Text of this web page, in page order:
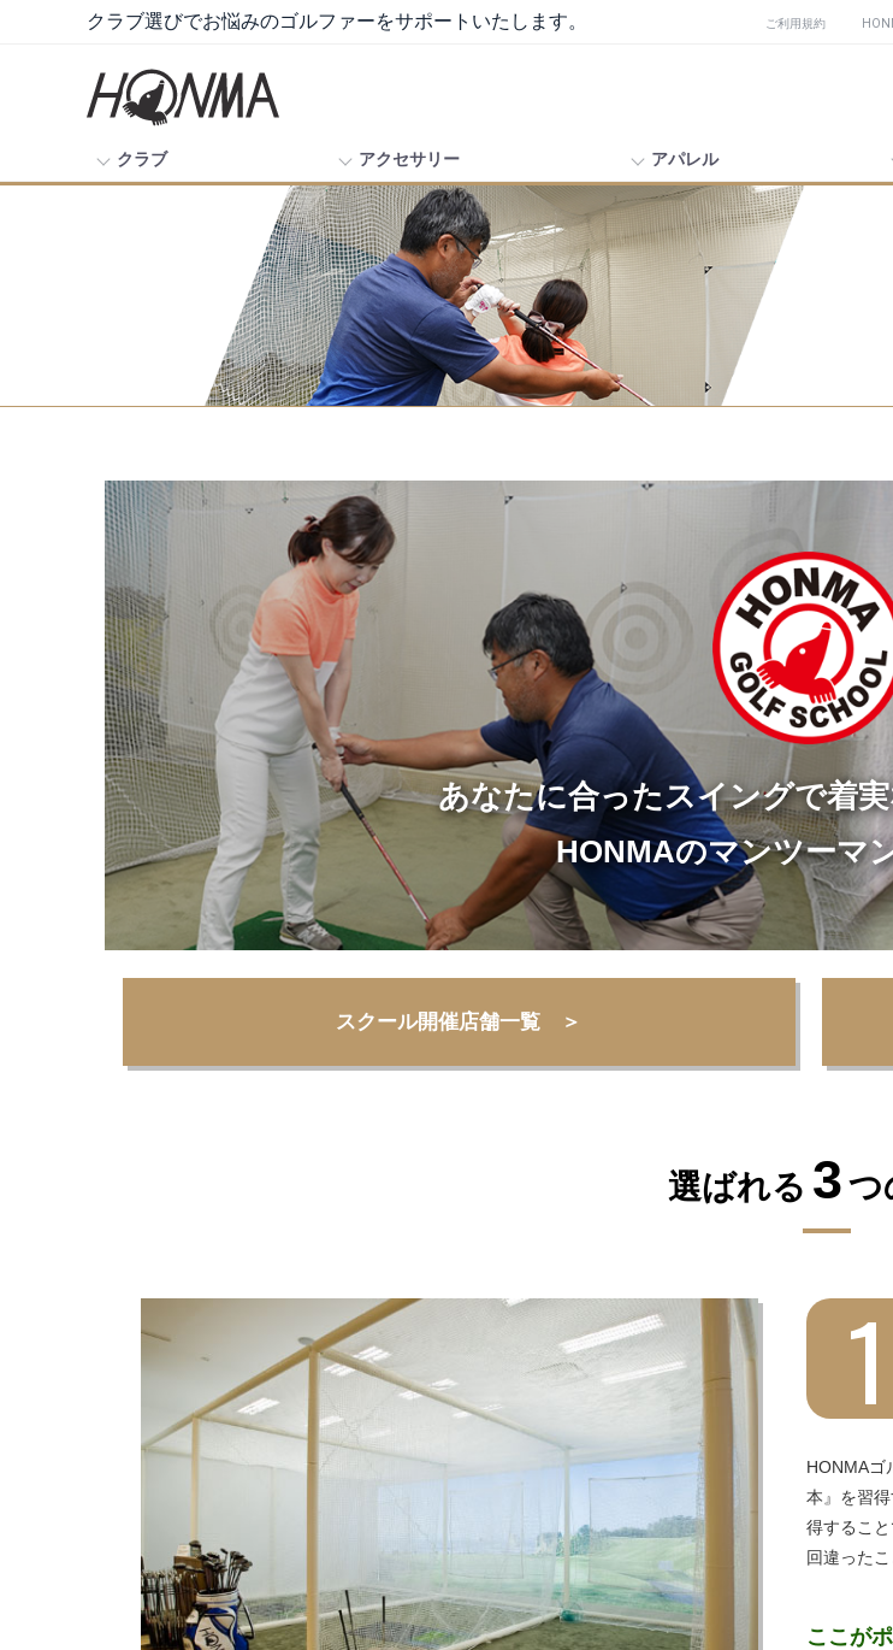
クラブ選びでお悩みのゴルファーをサポートいたします。 ご利用規約
クラブ アクセサリー アパレル
あなたに合ったスイングで着
HONMAのマンツーマ
スクール開催店舗一覧 ＞
選ばれる 3つ
1
HONMAゴ
本』を習
得するこ
回違った
ここが